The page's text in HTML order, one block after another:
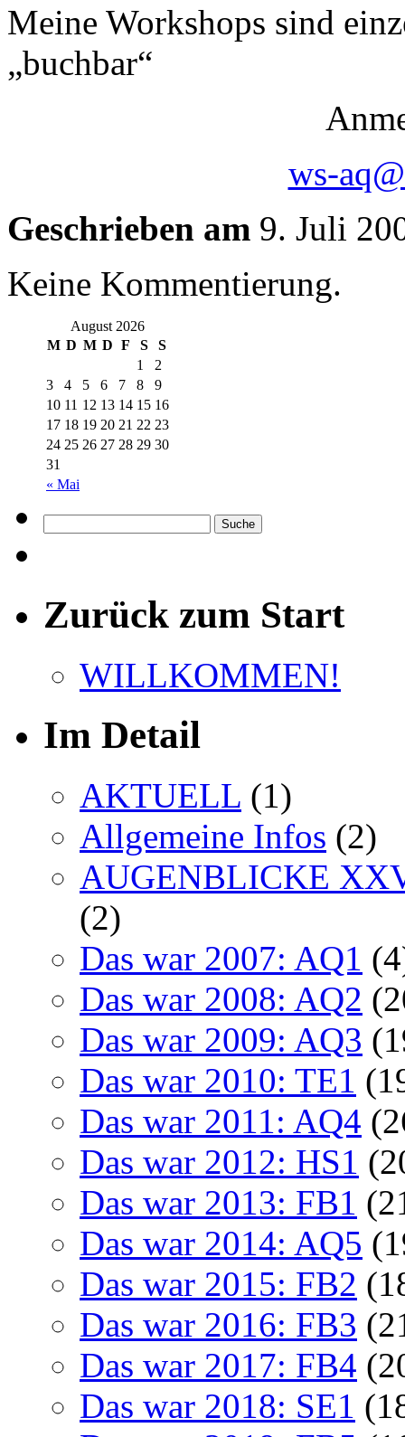
Meine Workshops sind
„buchbar“
ws-
Geschrieben am 9. Juli
Keine Kommentierung.
August 2026
M D M D F S S
« Mai
1
2
3
4 5 6 7 8
9
10 11 12 13 14 15 16
17 18 19 20 21 22 23
24 25 26 27 28 29 30
31
Zurück zum Start
WILLKOMMEN!
Im Detail
AKTUELL (1)
Allgemeine Infos (2)
AUGENBLICKE
(2)
Das war 2007: AQ1
Das war 2008: AQ2
Das war 2009: AQ3
Das war 2010: TE1
Das war 2011: AQ4
Das war 2012: HS1
Das war 2013: FB1
Das war 2014: AQ5
Das war 2015: FB2
Das war 2016: FB3
Das war 2017: FB4
Das war 2018: SE1